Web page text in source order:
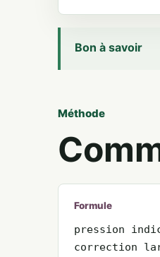
Bon à savoir
Méthode
Formule
pression
correction